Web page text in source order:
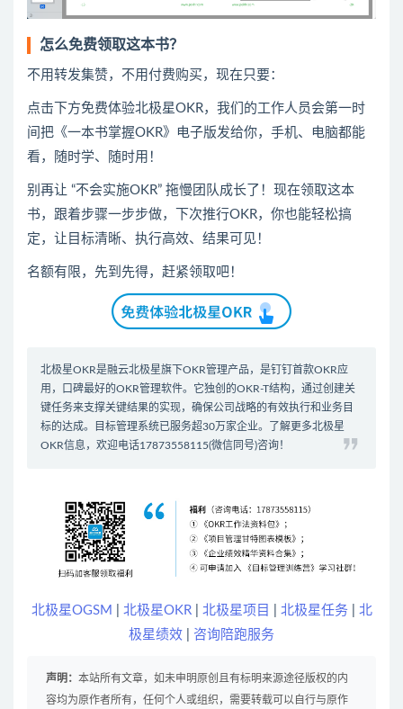
怎么免费领取这本书？
不用转发集赞，不用付费购买，现在只要：
点击下方免费体验北极星OKR​， 我们的工作人员会第一时
间把《一本书掌握OKR》电子版发给你，手机、电脑都能
看，随时学、随时用！
别再让 “不会实施OKR” 拖慢团队成长了！现在领取这本
书，跟着步骤一步步做，下次推行OKR，你也能轻松搞
定，让目标清晰、执行高效、结果可见！
名额有限，先到先得，赶紧领取吧！
北极星OKR是融云北极星旗下OKR管理产品，是钉钉首款OKR应
用 ，口碑最好的OKR管理软件。它独创的OKR-T结构，通过创建关
键任务来支撑关键结果的实现，确保公司战略的有效执行和业务目
标的达成。
目标管理系统已服务超30万家企业。了解更多北极星
OKR信息，欢迎电话17873558115(微信同号)咨询！
北极星OGSM 北极星OKR| 北极星项目 北极星任务
北
极星绩效
咨询陪跑服务
声明： 本站所有文章，如未申明原创且有标明来源途径版权的内
容均为原作者所有，任何个人或组织，需要转载可以自行与原作